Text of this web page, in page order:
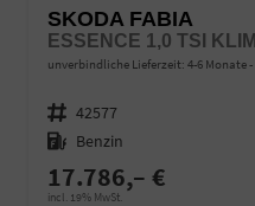
SKODA FABIA
unverbindliche Lieferzeit: 4-6 Monate
Fahrzeugnr. 42577
Kraftstoff Benzin
17.786,– €
incl. 19% MwSt.